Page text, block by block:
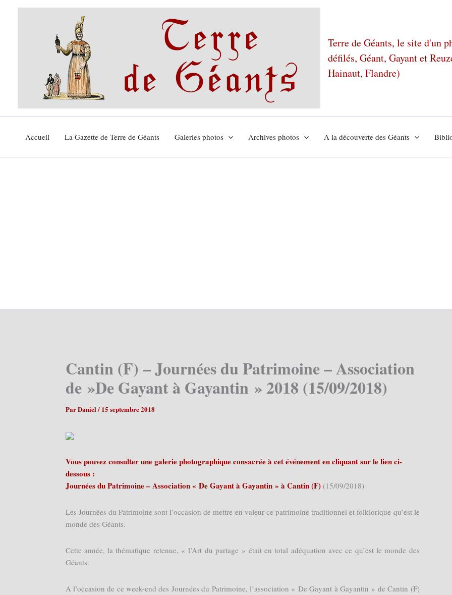
Terre de Géants, le site d'un
défilés, Géant, Gayant et
Hainaut, Flandre)
Accueil La Gazette de Terre de Géants Galeries photos Archives photos A la découverte des Géants
Cantin (F) – Journées du Patrimoine – Association
de »De Gayant à Gayantin » 2018 (15/09/2018)
ParDaniel / 15 septembre 2018
Vous pouvez consulter une galerie photographique consacrée à cet événement en cliquant sur le lien ci-
dessous :
Journées du Patrimoine – Association « De Gayant à Gayantin » à Cantin (F)(15/09/2018)
Les Journées du Patrimoine sont l’occasion de mettre en valeur ce patrimoine traditionnel et folklorique qu’est le
monde des Géants.
Cette année, la thématique retenue, « l’Art du partage » était en total adéquation avec ce qu’est le monde des
Géants.
A l’occasion de ce week-end des Journées du Patrimoine, l’association « De Gayant à Gayantin » de Cantin (F)